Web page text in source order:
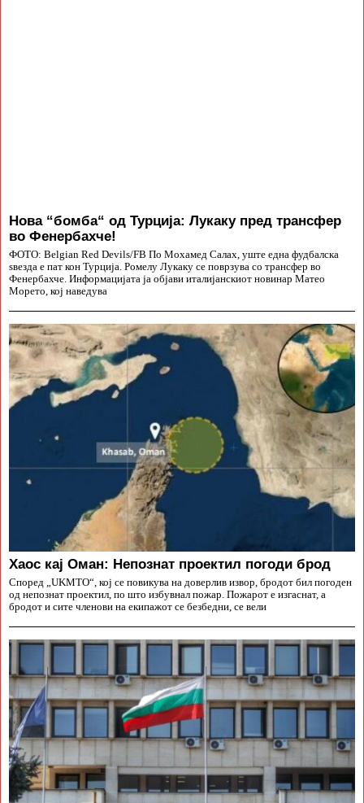
Нова “бомба“ од Турција: Лукаку пред трансфер
во Фенербахче!
ФОТО: Belgian Red Devils/FB По Мохамед Салах, уште една фудбалска
ѕвезда е пат кон Турција. Ромелу Лукаку се поврзува со трансфер во
Фенербахче. Информацијата ја објави италијанскиот новинар Матео
Морето, кој наведува
Хаос кај Оман: Непознат проектил погоди брод
Според „UKMTO“, кој се повикува на доверлив извор, бродот бил погоден
од непознат проектил, по што избувнал пожар. Пожарот е изгаснат, а
бродот и сите членови на екипажот се безбедни, се вели